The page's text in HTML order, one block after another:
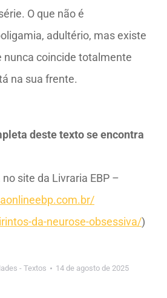
O que não é
adultério, mas existe
nunca coincide totalmente
na sua frente.
deste texto se encontra
site da Livraria EBP –
da-neurose-obsessiva/)
- Textos 14 de agosto de 2025